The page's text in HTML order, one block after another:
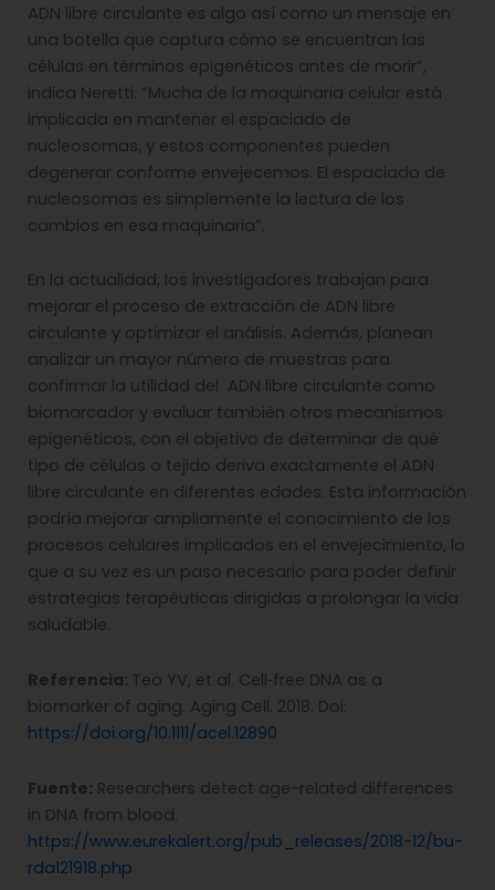
ADN libre circulante es algo así como un mensaje en
una botella que captura cómo se encuentran las
células en términos epigenéticos antes de morir”,
indica Neretti. “Mucha de la maquinaria celular está
implicada en mantener el espaciado de
nucleosomas, y estos componentes pueden
degenerar conforme envejecemos. El espaciado de
nucleosomas es simplemente la lectura de los
cambios en esa maquinaria”.
En la actualidad, los investigadores trabajan para
mejorar el proceso de extracción de ADN libre
circulante y optimizar el análisis. Además, planean
analizar un mayor número de muestras para
confirmar la utilidad del ADN libre circulante como
biomarcador y evaluar también otros mecanismos
epigenéticos, con el objetivo de determinar de qué
tipo de células o tejido deriva exactamente el ADN
libre circulante en diferentes edades. Esta información
podría mejorar ampliamente el conocimiento de los
procesos celulares implicados en el envejecimiento, lo
que a su vez es un paso necesario para poder definir
estrategias terapéuticas dirigidas a prolongar la vida
saludable.
Referencia: Teo YV, et al. Cell‐free DNA as a
biomarker of aging. Aging Cell. 2018. Doi:
https://doi.org/10.1111/acel.12890
Fuente: Researchers detect age-related differences
in DNA from blood.
https://www.eurekalert.org/pub_releases/2018-12/bu-
rda121918.php